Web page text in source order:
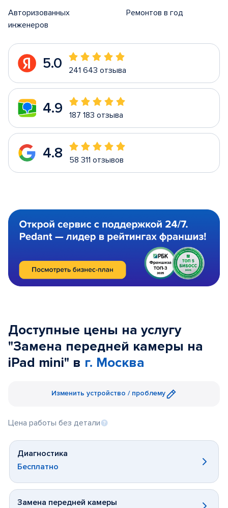
Авторизованных
инженеров
Ремонтов в год
5.0 241 643 отзыва
4.9 187 183 отзыва
4.8 58 311 отзывов
Доступные цены на услугу
"Замена передней камеры на
iPad mini" в г. Москва
Изменить устройство / проблему
Цена работы без детали
Диагностика
Бесплатно
Замена передней камеры